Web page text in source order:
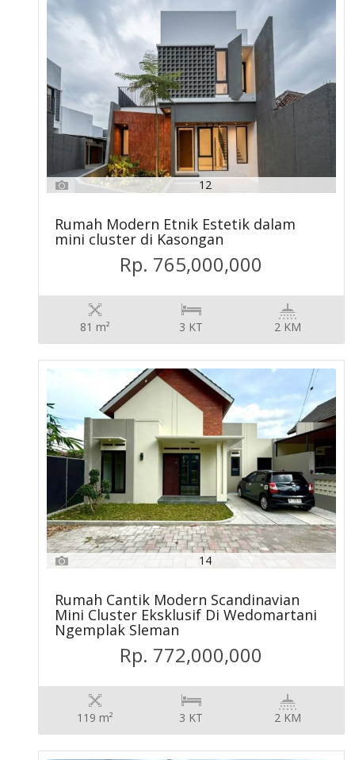
12
Rumah Modern Etnik Estetik dalam
mini cluster di Kasongan
Rp. 765,000,000
81 m² 3 KT 2 KM
14
Rumah Cantik Modern Scandinavian
Mini Cluster Eksklusif Di Wedomartani
Ngemplak Sleman
Rp. 772,000,000
119 m² 3 KT 2 KM